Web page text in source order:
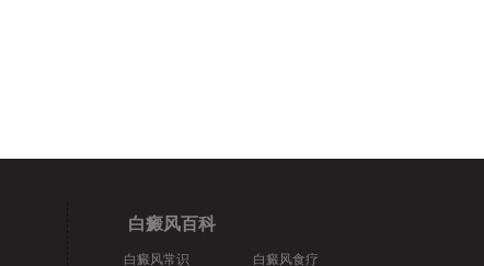
白癜风百科
白癜风常识
白癜风食疗